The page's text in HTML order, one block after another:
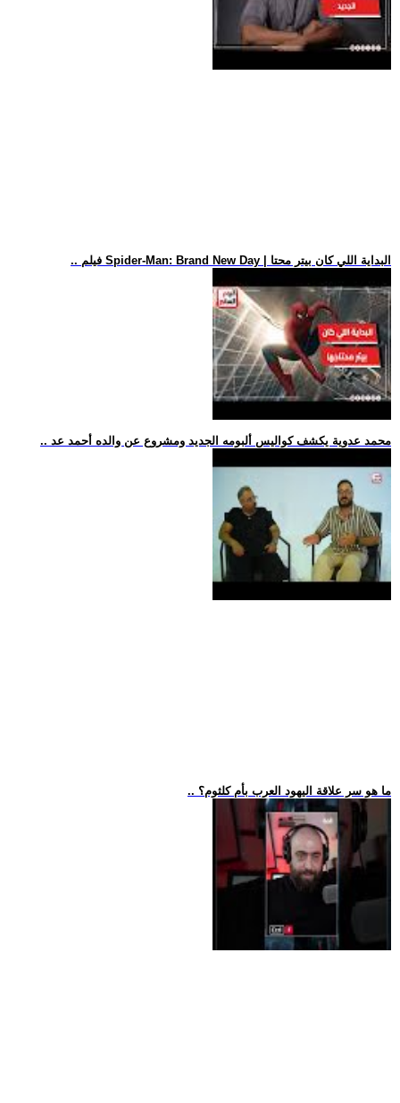
.. فيلم Spider-Man: Brand New Day | البداية اللي كان بيتر محتا
.. محمد عدوية يكشف كواليس ألبومه الجديد ومشروع عن والده أحمد عد
.. ما هو سر علاقة اليهود العرب بأم كلثوم؟